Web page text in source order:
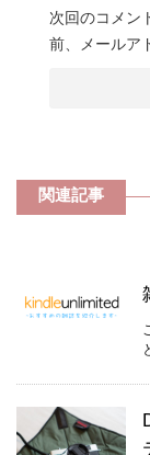
次回のコメン
前、メールア
関連記事